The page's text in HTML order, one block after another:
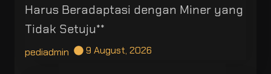
Harus Beradaptasi dengan Miner yang
Tidak Setuju**
pediadmin 9 August, 2026